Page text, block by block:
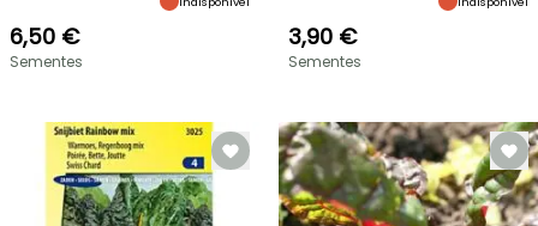
6,50 €
Sementes
3,90 €
Sementes